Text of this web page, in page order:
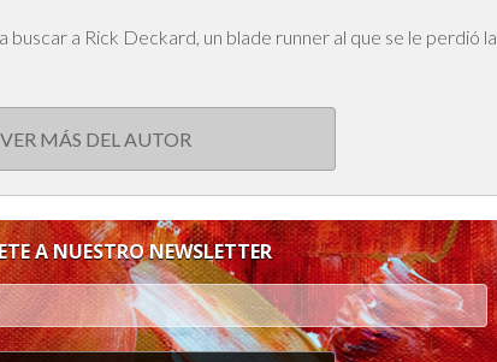
a Rick Deckard, un blade runner al que se le perdió la
VER MÁS DEL AUTOR
A NUESTRO NEWSLETTER